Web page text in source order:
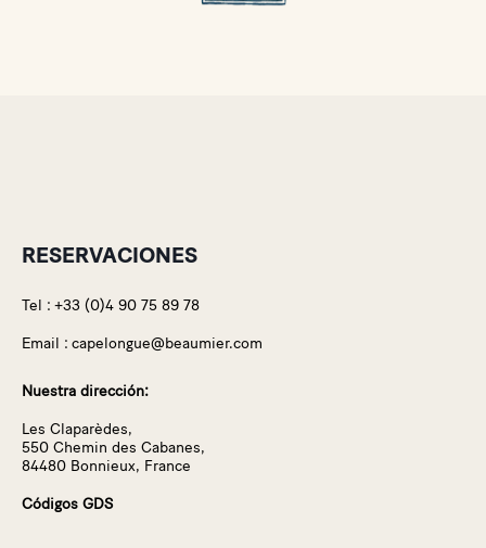
RESERVACIONES
Tel : +33 (0)4 90 75 89 78
Email : capelongue@beaumier.com
Nuestra dirección:
Les Claparèdes,
550 Chemin des Cabanes,
84480 Bonnieux, France
Códigos GDS